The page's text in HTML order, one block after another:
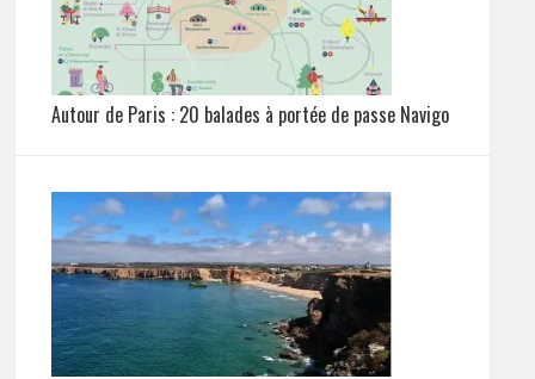
Autour de Paris : 20 balades à portée de passe Navigo